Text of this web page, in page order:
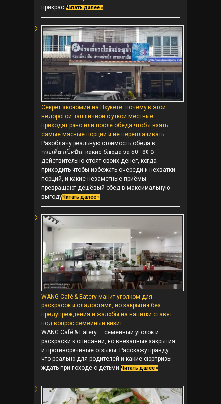
прикрас.Читать далее »
Секрет экономии на Пхукете: почему в этой
недорогой лапшичной с уткой местные
приходят рано или после обеда чтобы взять
самые мясные порции и не переплачивать
Разоблачу реальную стоимость обеда в
ก๋วยเตี๋ยวเป็ดบิน: какие блюда за 50–80 ฿
действительно стоят своих денег, когда
приходить чтобы избежать очереди и нехватки
порций, и какие незаметные приёмы
превращают дешёвый обед в максимальную
выгодуЧитать далее »
WANG Café & Eatery манит уголком для
раскрасок и сладостями, но закрытия без
предупреждения и жалобы на напитки ставят
под вопрос семейный визит
WANG Café & Eatery — семейный уголок и
раскраски в описании, но внезапные закрытия
и противоречивые отзывы. Расскажу правду:
что реально для родителей и какие сюрпризы
ждать при походе с детьми.Читать далее »